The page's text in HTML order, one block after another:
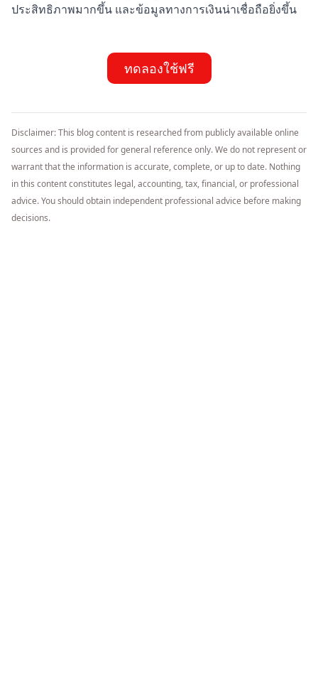
ประสิทธิภาพมากขึ้น และข้อมูลทางการเงินน่าเชื่อถือยิ่งขึ้น
ทดลองใช้ฟรี
Disclaimer: This blog content is researched from publicly available online
sources and is provided for general reference only. We do not represent or
warrant that the information is accurate, complete, or up to date. Nothing
in this content constitutes legal, accounting, tax, financial, or professional
advice. You should obtain independent professional advice before making
decisions.